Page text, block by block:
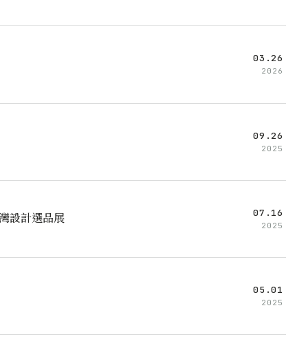
03.26
2026
09.26
2025
設計選品展 07.16
2025
05.01
2025